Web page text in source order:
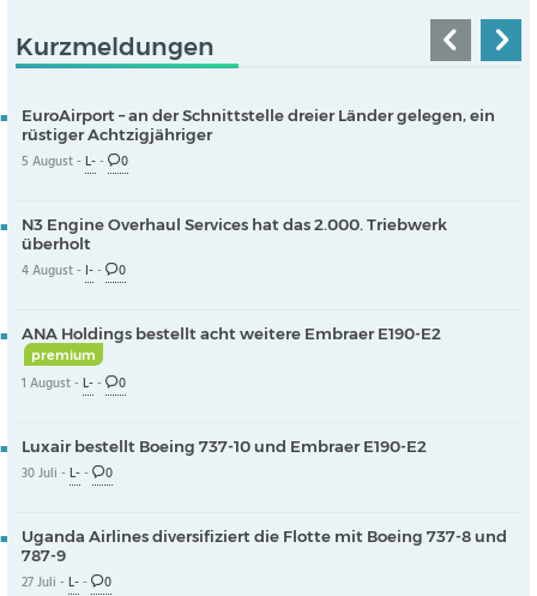
Kurzmeldungen
EuroAirport – an der Schnittstelle dreier Länder gelegen, ein
rüstiger Achtzigjähriger
5 August -L-- 0
N3 Engine Overhaul Services hat das 2.000. Triebwerk
überholt
4 August - I-- 0
ANA Holdings bestellt acht weitere Embraer E190-E2
premium
1 August -L-- 0
Luxair bestellt Boeing 737-10 und Embraer E190-E2
30 Juli -L-- 0
Uganda Airlines diversifiziert die Flotte mit Boeing 737-8 und
787-9
27 Juli -L-- 0